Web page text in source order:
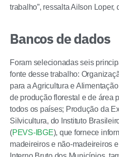
trabalho”, ressalta Ailson Loper,
Bancos de dados
Foram selecionadas seis
fonte desse trabalho:
para a Agricultura e
de produção florestal e de área
todos os países; Produção da
Silvicultura, do Instituto
(PEVS-IBGE), que fornece
madeireiros e não-madeireiros